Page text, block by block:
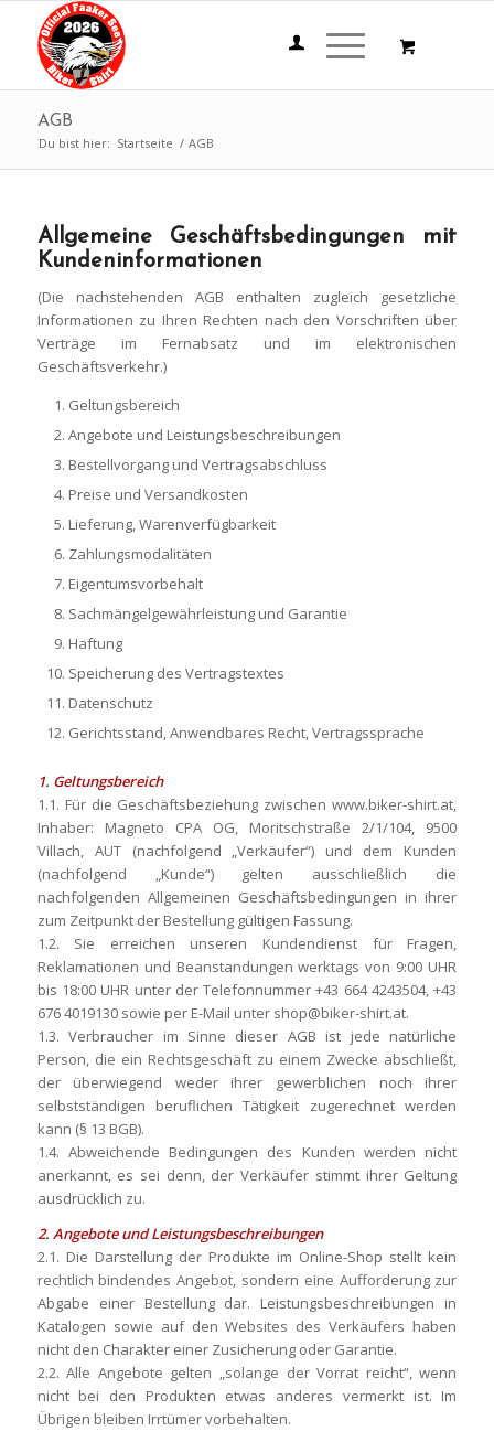
AGB
Du bist hier: Startseite / AGB
Allgemeine Geschäftsbedingungen mit
Kundeninformationen
(Die nachstehenden AGB enthalten zugleich gesetzliche
Informationen zu Ihren Rechten nach den Vorschriften über
Verträge im Fernabsatz und im elektronischen
Geschäftsverkehr.)
Geltungsbereich
Angebote und Leistungsbeschreibungen
Bestellvorgang und Vertragsabschluss
Preise und Versandkosten
Lieferung, Warenverfügbarkeit
Zahlungsmodalitäten
Eigentumsvorbehalt
Sachmängelgewährleistung und Garantie
Haftung
Speicherung des Vertragstextes
Datenschutz
Gerichtsstand, Anwendbares Recht, Vertragssprache
1. Geltungsbereich
1.1. Für die Geschäftsbeziehung zwischen www.biker-shirt.at,
Inhaber: Magneto CPA OG, Moritschstraße 2/1/104, 9500
Villach, AUT (nachfolgend „Verkäufer“) und dem Kunden
(nachfolgend „Kunde“) gelten ausschließlich die
nachfolgenden Allgemeinen Geschäftsbedingungen in ihrer
zum Zeitpunkt der Bestellung gültigen Fassung.
1.2. Sie erreichen unseren Kundendienst für Fragen,
Reklamationen und Beanstandungen werktags von 9:00 UHR
bis 18:00 UHR unter der Telefonnummer +43 664 4243504, +43
676 4019130 sowie per E-Mail unter shop@biker-shirt.at.
1.3. Verbraucher im Sinne dieser AGB ist jede natürliche
Person, die ein Rechtsgeschäft zu einem Zwecke abschließt,
der überwiegend weder ihrer gewerblichen noch ihrer
selbstständigen beruflichen Tätigkeit zugerechnet werden
kann (§ 13 BGB).
1.4. Abweichende Bedingungen des Kunden werden nicht
anerkannt, es sei denn, der Verkäufer stimmt ihrer Geltung
ausdrücklich zu.
2. Angebote und Leistungsbeschreibungen
2.1. Die Darstellung der Produkte im Online-Shop stellt kein
rechtlich bindendes Angebot, sondern eine Aufforderung zur
Abgabe einer Bestellung dar. Leistungsbeschreibungen in
Katalogen sowie auf den Websites des Verkäufers haben
nicht den Charakter einer Zusicherung oder Garantie.
2.2. Alle Angebote gelten „solange der Vorrat reicht“, wenn
nicht bei den Produkten etwas anderes vermerkt ist. Im
Übrigen bleiben Irrtümer vorbehalten.